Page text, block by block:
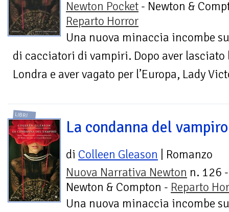
Newton Pocket - Newton &
Reparto Horror
Una nuova minaccia incombe
di cacciatori di vampiri. Dopo aver lasciato
Londra e aver vagato per l’Europa, Lady
LIBRI
La condanna del vampiro
di Colleen Gleason | Romanzo
Nuova Narrativa Newton n. 126 -
Newton & Compton - Reparto
Una nuova minaccia incombe